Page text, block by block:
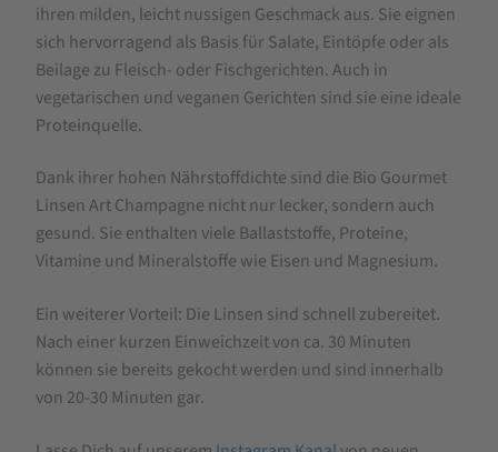
ihren milden, leicht nussigen Geschmack aus. Sie eignen
sich hervorragend als Basis für Salate, Eintöpfe oder als
Beilage zu Fleisch- oder Fischgerichten. Auch in
vegetarischen und veganen Gerichten sind sie eine ideale
Proteinquelle.
Dank ihrer hohen Nährstoffdichte sind die Bio Gourmet
Linsen Art Champagne nicht nur lecker, sondern auch
gesund. Sie enthalten viele Ballaststoffe, Proteine,
Vitamine und Mineralstoffe wie Eisen und Magnesium.
Ein weiterer Vorteil: Die Linsen sind schnell zubereitet.
Nach einer kurzen Einweichzeit von ca. 30 Minuten
können sie bereits gekocht werden und sind innerhalb
von 20-30 Minuten gar.